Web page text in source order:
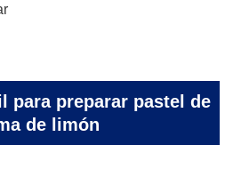
para preparar pastel de
de limón